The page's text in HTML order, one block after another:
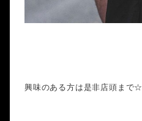
興味のある方は是非店頭まで☆